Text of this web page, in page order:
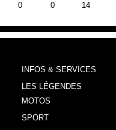
0 0 14
INFOS & SERVICES
LES LÉGENDES
MOTOS
SPORT